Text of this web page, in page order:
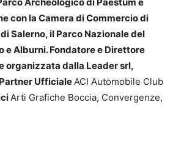
con la Camera di Commercio di
Salerno, il Parco Nazionale del
e Alburni. Fondatore e Direttore
organizzata dalla Leader srl,
UfficialeACI Automobile Club
Arti Grafiche Boccia, Convergenze,